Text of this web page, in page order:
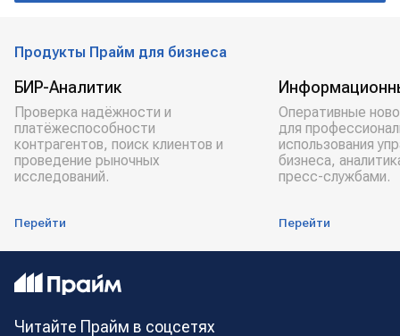
Продукты Прайм для бизнеса
БИР-Аналитик
Проверка надёжности и
платёжеспособности
контрагентов, поиск клиентов и
проведение рыночных
исследований.
Перейти
Оперативные
для
использования
бизнеса,
пресс-службами.
Перейти
Читайте Прайм в соцсетях